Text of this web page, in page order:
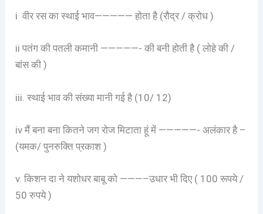
i वीर रस का स्थाई भाव————— होता है (रौद्र / क्रोध )
ii पतंग की पतली कमानी —————- की बनी होती है ( लोहे की /
बांस की )
iii. स्थाई भाव की संख्या मानी गई है (10/ 12)
iv मैं बना बना कितने जग रोज मिटाता हूं में —————- अलंकार है –
(यमक/ पुनरुक्ति प्रकाश )
v. किशन दा ने यशोधर बाबू को ———–उधार भी दिए ( 100 रूपये /
50 रुपये )